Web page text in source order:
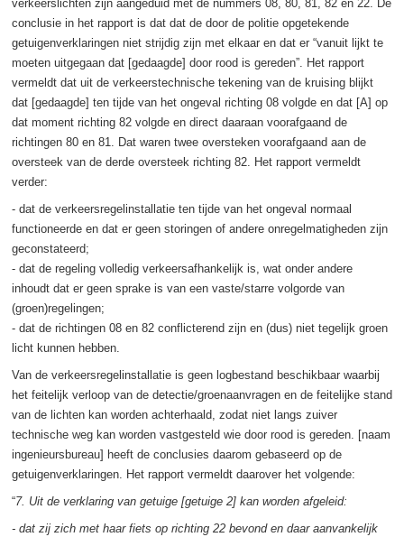
verkeerslichten zijn aangeduid met de nummers 08, 80, 81, 82 en 22. De
conclusie in het rapport is dat dat de door de politie opgetekende
getuigenverklaringen niet strijdig zijn met elkaar en dat er “vanuit lijkt te
moeten uitgegaan dat [gedaagde] door rood is gereden”. Het rapport
vermeldt dat uit de verkeerstechnische tekening van de kruising blijkt
dat [gedaagde] ten tijde van het ongeval richting 08 volgde en dat [A] op
dat moment richting 82 volgde en direct daaraan voorafgaand de
richtingen 80 en 81. Dat waren twee oversteken voorafgaand aan de
oversteek van de derde oversteek richting 82. Het rapport vermeldt
verder:
- dat de verkeersregelinstallatie ten tijde van het ongeval normaal
functioneerde en dat er geen storingen of andere onregelmatigheden zijn
geconstateerd;
- dat de regeling volledig verkeersafhankelijk is, wat onder andere
inhoudt dat er geen sprake is van een vaste/starre volgorde van
(groen)regelingen;
- dat de richtingen 08 en 82 conflicterend zijn en (dus) niet tegelijk groen
licht kunnen hebben.
Van de verkeersregelinstallatie is geen logbestand beschikbaar waarbij
het feitelijk verloop van de detectie/groenaanvragen en de feitelijke stand
van de lichten kan worden achterhaald, zodat niet langs zuiver
technische weg kan worden vastgesteld wie door rood is gereden. [naam
ingenieursbureau] heeft de conclusies daarom gebaseerd op de
getuigenverklaringen. Het rapport vermeldt daarover het volgende:
“7. Uit de verklaring van getuige [getuige 2] kan worden afgeleid:
- dat zij zich met haar fiets op richting 22 bevond en daar aanvankelijk